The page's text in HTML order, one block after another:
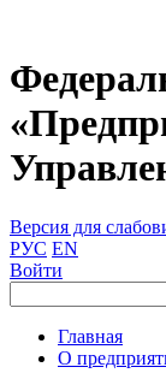
Версия для
РУС EN
Войти
Главная
О